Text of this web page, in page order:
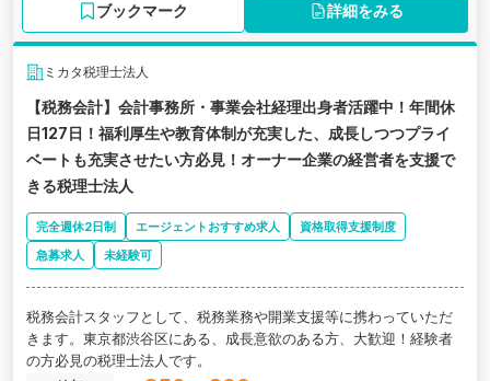
ブックマーク 詳細をみる
ミカタ税理士法人
【税務会計】会計事務所・事業会社経理出身者活躍中！年間休
日127日！福利厚生や教育体制が充実した、成長しつつプライ
ベートも充実させたい方必見！オーナー企業の経営者を支援で
きる税理士法人
完全週休2日制 エージェントおすすめ求人
資格取得支援制度
急募求人
未経験可
税務会計スタッフとして、税務業務や開業支援等に携わっていただ
きます。東京都渋谷区にある、成長意欲のある方、大歓迎！経験者
の方必見の税理士法人です。